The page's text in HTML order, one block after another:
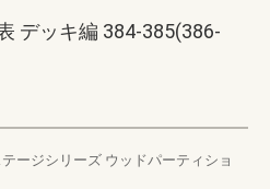
デッキ編 384-385(386-
ージシリーズ ウッドパーティショ